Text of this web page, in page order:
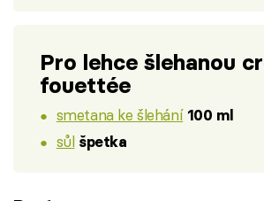
Pro lehce šlehanou
fouettée
smetana ke šlehání 100 ml
sůl špetka